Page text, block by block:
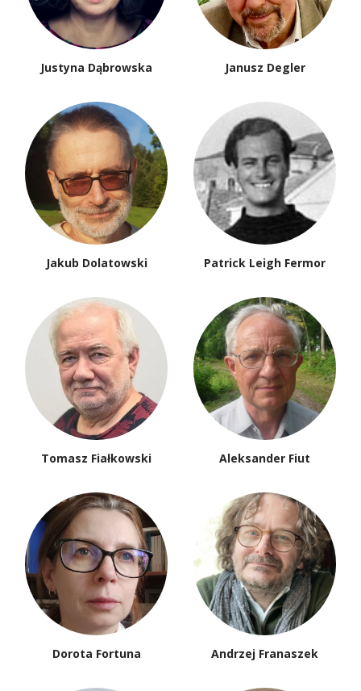
Justyna Dąbrowska Janusz Degler
Jakub Dolatowski Patrick Leigh Fermor
Tomasz Fiałkowski Aleksander Fiut
Dorota Fortuna Andrzej Franaszek